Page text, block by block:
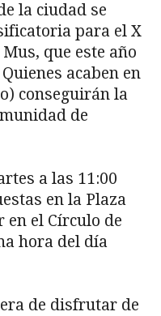
la ciudad se
para el X
que este año
acaben en
conseguirán la
de
a las 11:00
en la Plaza
en el Círculo de
hora del día
de disfrutar de